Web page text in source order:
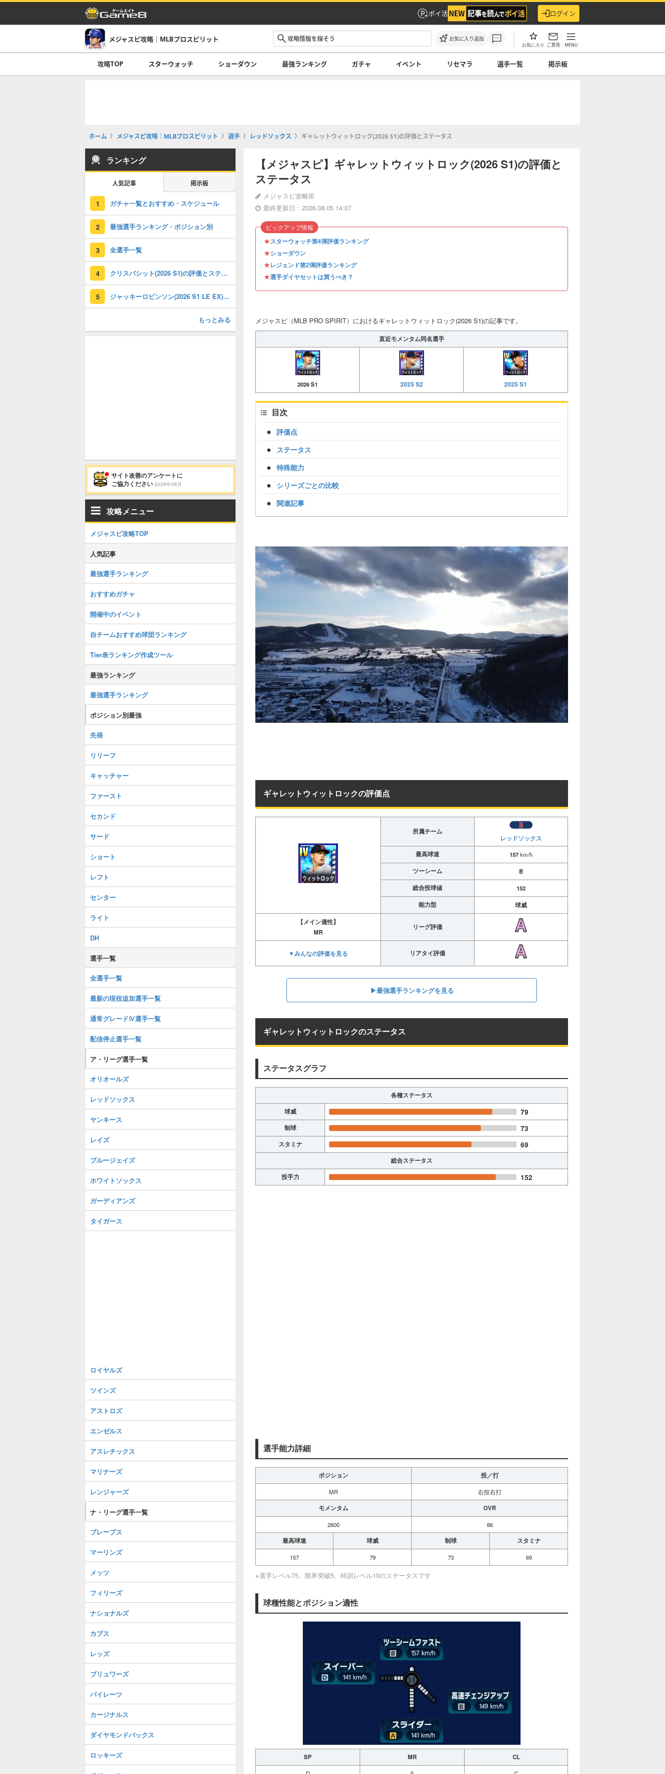
ポイ活 ログイン
メジャスピ攻略｜MLBプロスピリット お気に入り追加
お気に入り ご意見 MENU
攻略TOP スターウォッチ ショーダウン 最強ランキング ガチャ イベント リセマラ 選手一覧 掲示板
ホーム メジャスピ攻略｜MLBプロスピリット 選手 レッドソックス ギャレットウィットロック(2026 S1)の評価とステータス
【メジャスピ】ギャレットウィットロック(2026 S1)の評価と
ステータス
メジャスピ攻略班
最終更新日：2026.08.05 14:07
★スターウォッチ第4弾評価ランキング
★ショーダウン
★レジェンド第2弾評価ランキング
★選手ダイヤセットは買うべき？
ピックアップ情報
メジャスピ（MLB PRO SPIRIT）におけるギャレットウィットロック(2026 S1)の記事です。
直近モメンタム同名選手
2026 S1 2025 S2 2025 S1
目次
評価点
ステータス
特殊能力
シリーズごとの比較
関連記事
ギャレットウィットロックの評価点
所属チーム
レッドソックス
最高球速 157km/h
ツーシーム
B
総合投球値
152
能力型
球威
【メイン適性】
MR
リーグ評価
▼みんなの評価を見る リアタイ評価
▶︎最強選手ランキングを見る
ギャレットウィットロックのステータス
ステータスグラフ
各種ステータス
球威
79
制球 73
スタミナ 69
総合ステータス
投手力
152
選手能力詳細
ポジション 投／打
MR 右投右打
モメンタム OVR
2600 86
最高球速 球威 制球 スタミナ
157 79 73 69
※選手レベル75、限界突破5、特訓レベル10のステータスです
球種性能とポジション適性
SP MR CL
ランキング
人気記事 掲示板
1 ガチャ一覧とおすすめ・スケジュール
2 最強選手ランキング・ポジション別
3 全選手一覧
4 クリスバシット(2026 S1)の評価とステータス
5 ジャッキーロビンソン(2026 S1 LE EX)の評価とステータス
もっとみる
サイト改善のアンケートに
ご協力ください 2026年08月
攻略メニュー
メジャスピ攻略TOP
人気記事
最強選手ランキング
おすすめガチャ
開催中のイベント
自チームおすすめ球団ランキング
Tier表ランキング作成ツール
最強ランキング
最強選手ランキング
ポジション別最強
先発
リリーフ
キャッチャー
ファースト
セカンド
サード
ショート
レフト
センター
ライト
DH
選手一覧
全選手一覧
最新の現役追加選手一覧
通常グレードⅣ選手一覧
配信停止選手一覧
ア・リーグ選手一覧
オリオールズ
レッドソックス
ヤンキース
レイズ
ブルージェイズ
ホワイトソックス
ガーディアンズ
タイガース
ロイヤルズ
ツインズ
アストロズ
エンゼルス
アスレチックス
マリナーズ
レンジャーズ
ナ・リーグ選手一覧
ブレーブス
マーリンズ
メッツ
フィリーズ
ナショナルズ
カブス
レッズ
ブリュワーズ
パイレーツ
カージナルス
ダイヤモンドバックス
ロッキーズ